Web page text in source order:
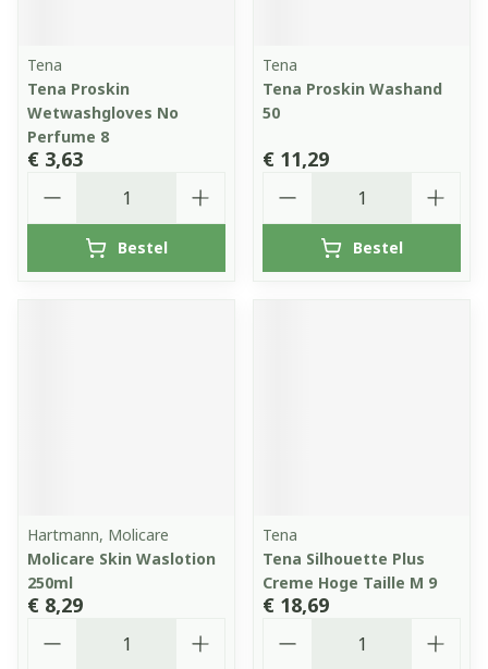
Tena
Tena Proskin
Wetwashgloves No
Perfume 8
€ 3,63
Bestel
Tena
Tena Proskin Washand
50
€ 11,29
Bestel
Hartmann, Molicare
Molicare Skin Waslotion
250ml
€ 8,29
Tena
Tena Silhouette Plus
Creme Hoge Taille M 9
€ 18,69